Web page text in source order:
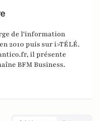
de l'information
2010 puis sur i>TÉLÉ.
il présente
BFM Business.